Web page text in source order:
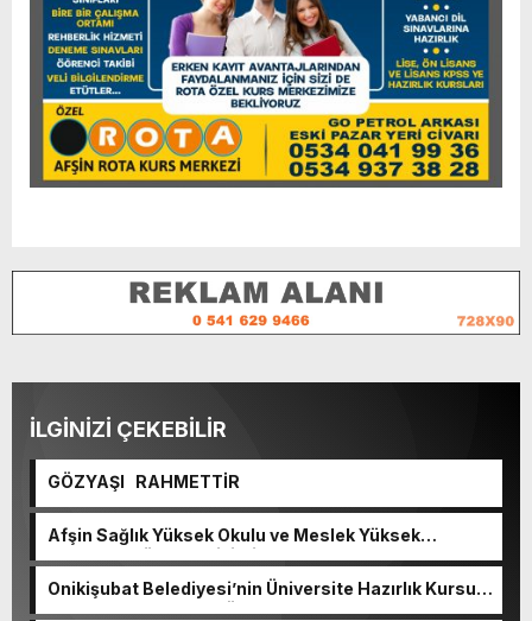
İLGİNİZİ ÇEKEBİLİR
GÖZYAŞI RAHMETTİR
Afşin Sağlık Yüksek Okulu ve Meslek Yüksek
Okulunda görev değişimi!
Onikişubat Belediyesi’nin Üniversite Hazırlık Kursu
başvurularında son gün 7 Ağustos.